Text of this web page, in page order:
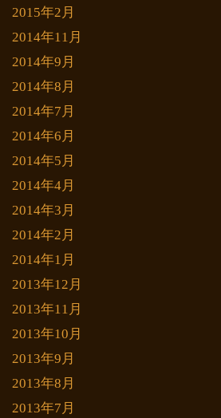
2015年2月
2014年11月
2014年9月
2014年8月
2014年7月
2014年6月
2014年5月
2014年4月
2014年3月
2014年2月
2014年1月
2013年12月
2013年11月
2013年10月
2013年9月
2013年8月
2013年7月